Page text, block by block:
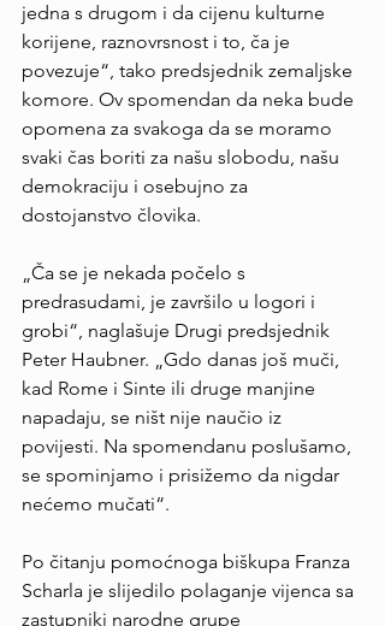
jedna s drugom i da cijenu kulturne
korijene, raznovrsnost i to, ča je
povezuje“, tako predsjednik zemaljske
komore. Ov spomendan da neka bude
opomena za svakoga da se moramo
svaki čas boriti za našu slobodu, našu
demokraciju i osebujno za
dostojanstvo človika.
„Ča se je nekada počelo s
predrasudami, je završilo u logori i
grobi“, naglašuje Drugi predsjednik
Peter Haubner. „Gdo danas još muči,
kad Rome i Sinte ili druge manjine
napadaju, se ništ nije naučio iz
povijesti. Na spomendanu poslušamo,
se spominjamo i prisižemo da nigdar
nećemo mučati“.
Po čitanju pomoćnoga biškupa Franza
Scharla je slijedilo polaganje vijenca sa
zastupniki narodne grupe